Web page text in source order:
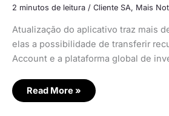
2 minutos de leitura / Cliente SA, Mais
Atualização do aplicativo traz mais
elas a possibilidade de transferir
Account e a plataforma global de
Read More »